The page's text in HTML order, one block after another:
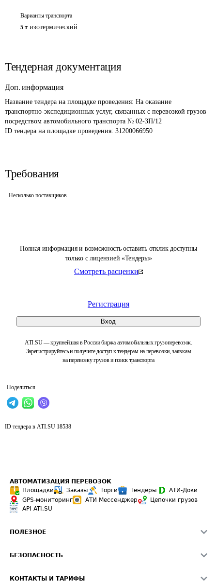
Полная информация и возможность оставить отклик доступны
только с лицензией «Тендеры»
Смотреть расценки
Регистрация
Вход
ATI.SU — крупнейшая в России биржа автомобильных грузоперевозок.
Зарегистрируйтесь и получите доступ к тендерам на перевозки, заявкам
на перевозку грузов и поиск транспорта
Поделиться
Варианты транспорта
5 т изотермический
Тендерная документация
Доп. информация
Название тендера на площадке проведения: На оказание
транспортно-экспедиционных услуг, связанных с перевозкой грузов
посредством автомобильного транспорта № 02-ЗП/12
ID тендера на площадке проведения: 31200066950
Требования
Несколько поставщиков
ID тендера в ATI.SU 18538
АВТОМАТИЗАЦИЯ ПЕРЕВОЗОК
Площадки
Заказы Торги Тендеры
АТИ-Доки
GPS-мониторинг
АТИ Мессенджер
Цепочки грузов
API ATI.SU
ПОЛЕЗНОЕ
Звезды ATI.SU на вашем сайте
БЕЗОПАСНОСТЬ
КОНТАКТЫ И ТАРИФЫ